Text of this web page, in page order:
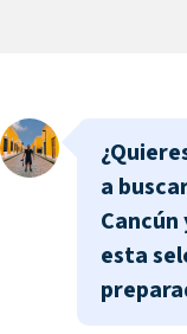
a
esta